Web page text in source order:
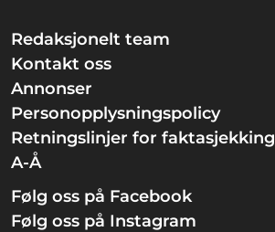
Redaksjonelt team
Kontakt oss
Annonser
Personopplysningspolicy
Retningslinjer for faktasjekking
A-Å
Følg oss på Facebook
Følg oss på Instagram